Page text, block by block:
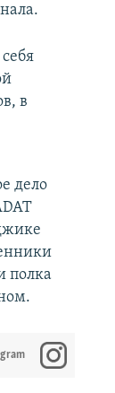
в
дело
полка